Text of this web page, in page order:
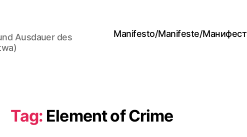
Ausdauer des
Manifesto/Manifeste/Манифест
Tag: Element of Crime